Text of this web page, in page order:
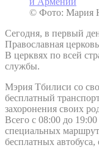
© Фото: Мария
Сегодня, в первый
Православная
В церквях по всей
службы.
Мэрия Тбилиси со
бесплатный
захоронения своих
Всего с 08:00 до
специальных
бесплатных